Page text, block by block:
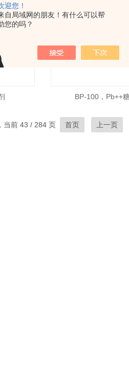
迎您！
自局域网的朋友！有什么可以帮
您的吗？
BP-100，Pb++
当前 43 / 284 页 首页 上一页